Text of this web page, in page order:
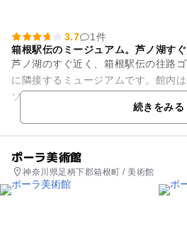
3.7
1件
箱根駅伝のミージュアム。芦ノ湖すぐ
芦ノ湖のすぐ近く、箱根駅伝の往路
に隣接するミュージアムです。館内
ソードゾーン、データゾーン、検索
ーンなどに分かれており、お...続きをみる
ポーラ美術館
神奈川県足柄下郡箱根町 / 美術館